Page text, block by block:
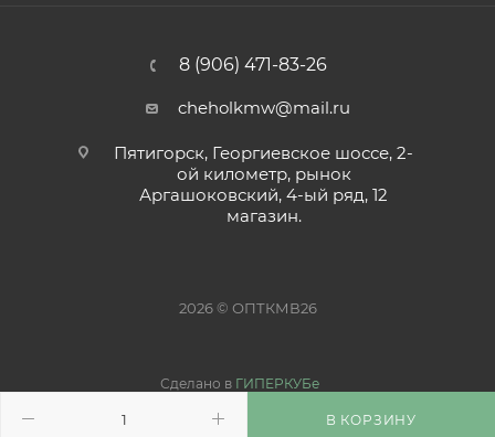
В КОРЗИНУ
8 (906) 471-83-26
cheholkmw@mail.ru
Пятигорск, Георгиевское шоссе, 2-
ой километр, рынок
Аргашоковский, 4-ый ряд, 12
магазин.
2026 © ОПТКМВ26
Сделано в ГИПЕРКУБе